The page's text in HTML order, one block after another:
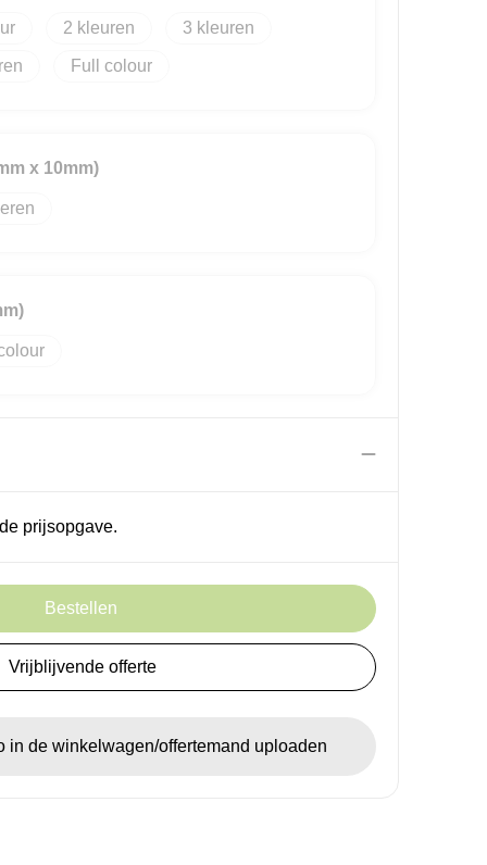
2 3
Full colour
x 10mm)
prijsopgave.
Bestellen
Vrijblijvende offerte
in de winkelwagen/offertemand uploaden